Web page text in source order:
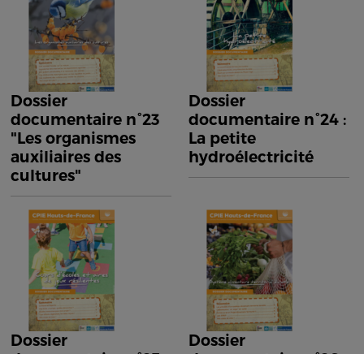
Dossier
documentaire n°23
"Les organismes
auxiliaires des
cultures"
Dossier
documentaire n°24 :
La petite
hydroélectricité
Dossier
Dossier